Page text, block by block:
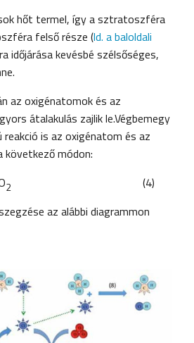
hőt termel, így a sztratoszféra
felső része (ld. a baloldali
időjárása kevésbé szélsőséges,
az oxigénatomok és az
átalakulás zajlik le.Végbemegy
is az oxigénatom és az
módon:
2 (4)
az alábbi diagrammon